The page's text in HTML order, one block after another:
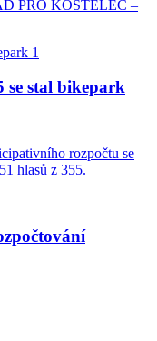
PRO KOSTELEC –
se stal bikepark
rozpočtu se
hlasů z 355.